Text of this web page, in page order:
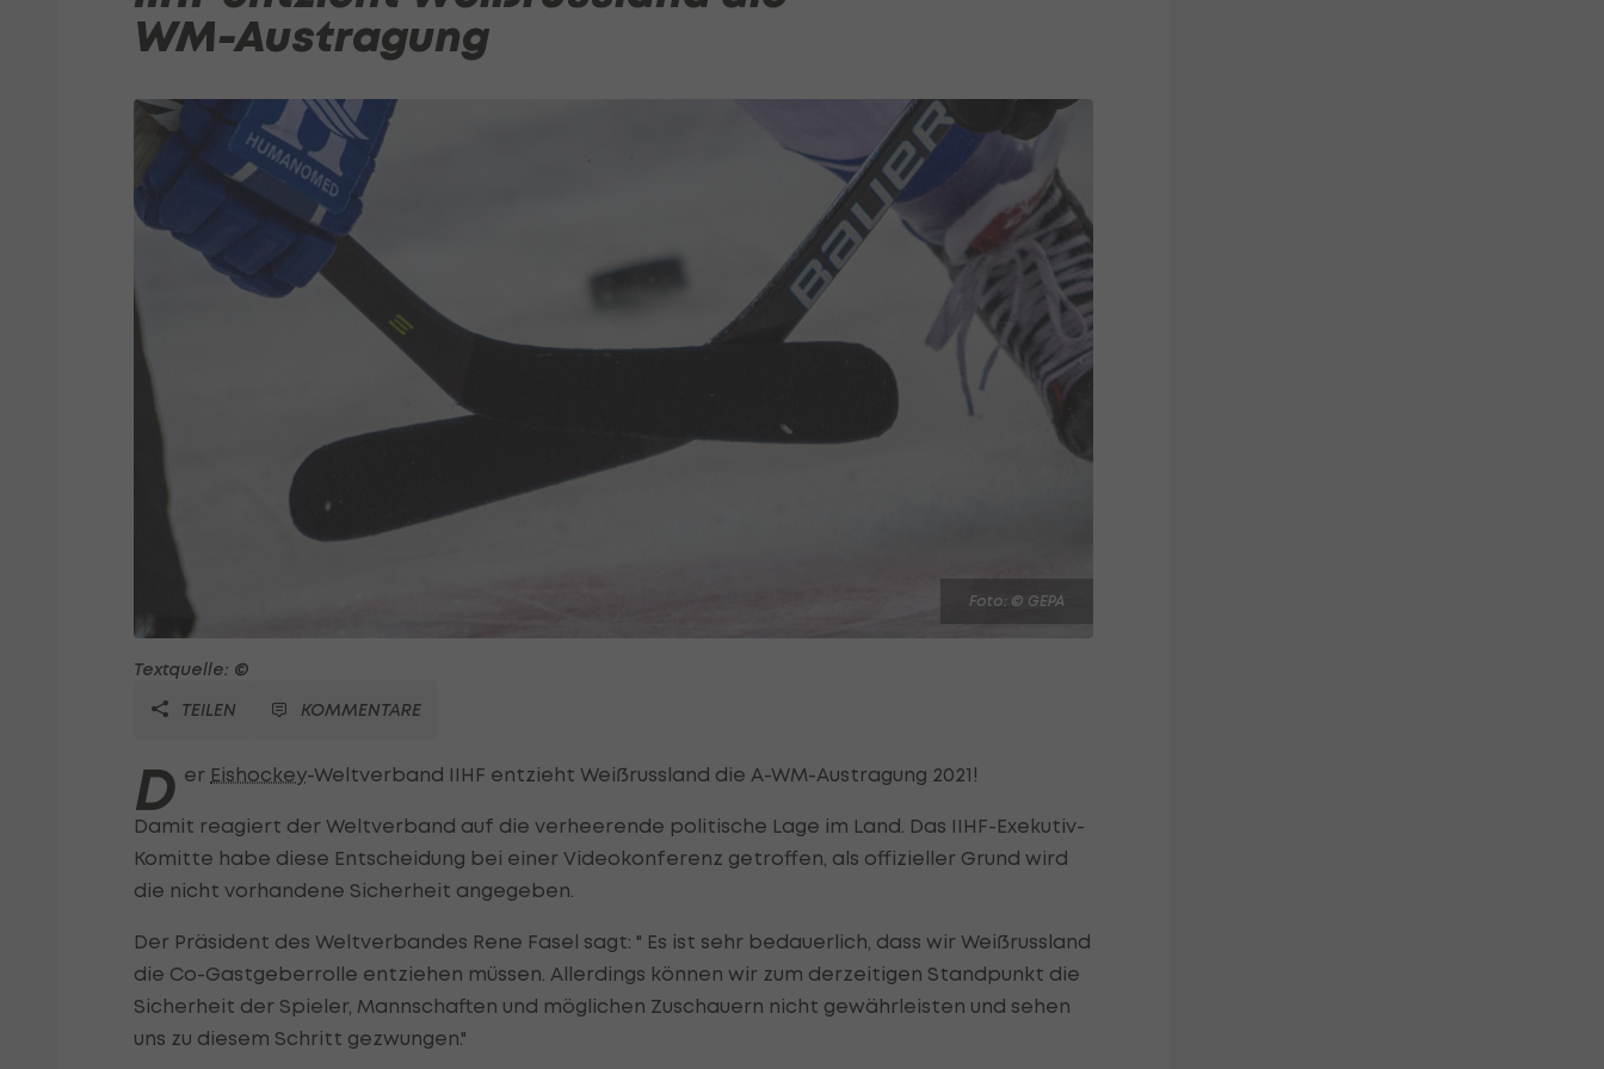
WM-Austragung
Foto: © GEPA
Textquelle: ©
TEILEN
KOMMENTARE
D er Eishockey-Weltverband IIHF entzieht Weißrussland die A-WM-Austragung 2021!
Damit reagiert der Weltverband auf die verheerende politische Lage im Land. Das IIHF-Exekutiv-
Komitte habe diese Entscheidung bei einer Videokonferenz getroffen, als offizieller Grund wird
die nicht vorhandene Sicherheit angegeben.
Der Präsident des Weltverbandes Rene Fasel sagt: " Es ist sehr bedauerlich, dass wir Weißrussland
die Co-Gastgeberrolle entziehen müssen. Allerdings können wir zum derzeitigen Standpunkt die
Sicherheit der Spieler, Mannschaften und möglichen Zuschauern nicht gewährleisten und sehen
uns zu diesem Schritt gezwungen."